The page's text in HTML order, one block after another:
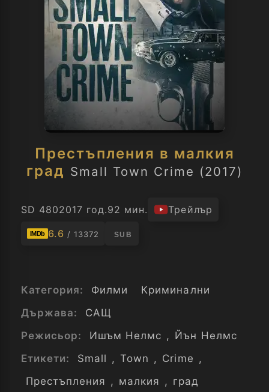
Престъпления в малкия
град Small Town Crime (2017)
SD 4802017 год.92 мин. Трейлър
IMDb 6.6 / 13372 SUB
Категория: Филми
Криминални
Държава:
САЩ
Режисьор:
Ишъм Нелмс , Йън Нелмс
Етикети:
Small , Town , Crime ,
Престъпления , малкия , град